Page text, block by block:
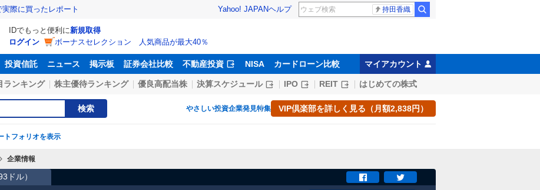
際に買ったレポート Yahoo! JAPANヘルプ 持田香織
IDでもっと便利に新規取得
ログイン
ボーナスセレクション 人気商品が最大40％
投資信託 ニュース 掲示板 証券会社比較 不動産投資 NISA カードローン比較 マイアカウント
ランキング 株主優待ランキング 優良高配当株 決算スケジュール IPO REIT はじめての株式
検索 やさしい投資企業発見特集 VIP倶楽部を詳しく見る（月額2,838円）
トフォリオを表示
企業情報
ドル）